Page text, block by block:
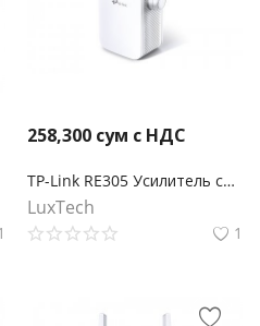
258,300 сум с НДС
TP-Link RE305 Усилитель сигнала Wi‑Fi AC1200 с поддержкой Mesh
LuxTech
1